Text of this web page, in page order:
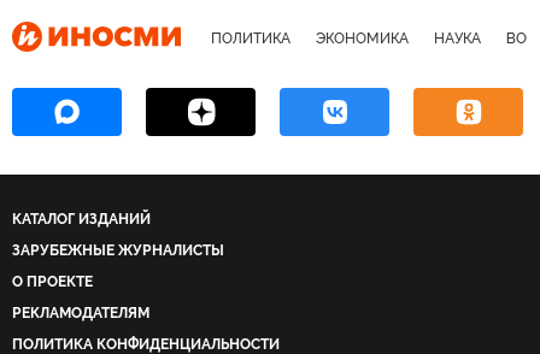
ПОЛИТИКА ЭКОНОМИКА НАУКА
КАТАЛОГ ИЗДАНИЙ
ЗАРУБЕЖНЫЕ ЖУРНАЛИСТЫ
О ПРОЕКТЕ
РЕКЛАМОДАТЕЛЯМ
ПОЛИТИКА КОНФИДЕНЦИАЛЬНОСТИ